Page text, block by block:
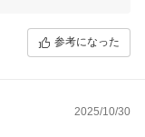
手伝いができれば幸い
さいませ！
参考になった
2025/10/30